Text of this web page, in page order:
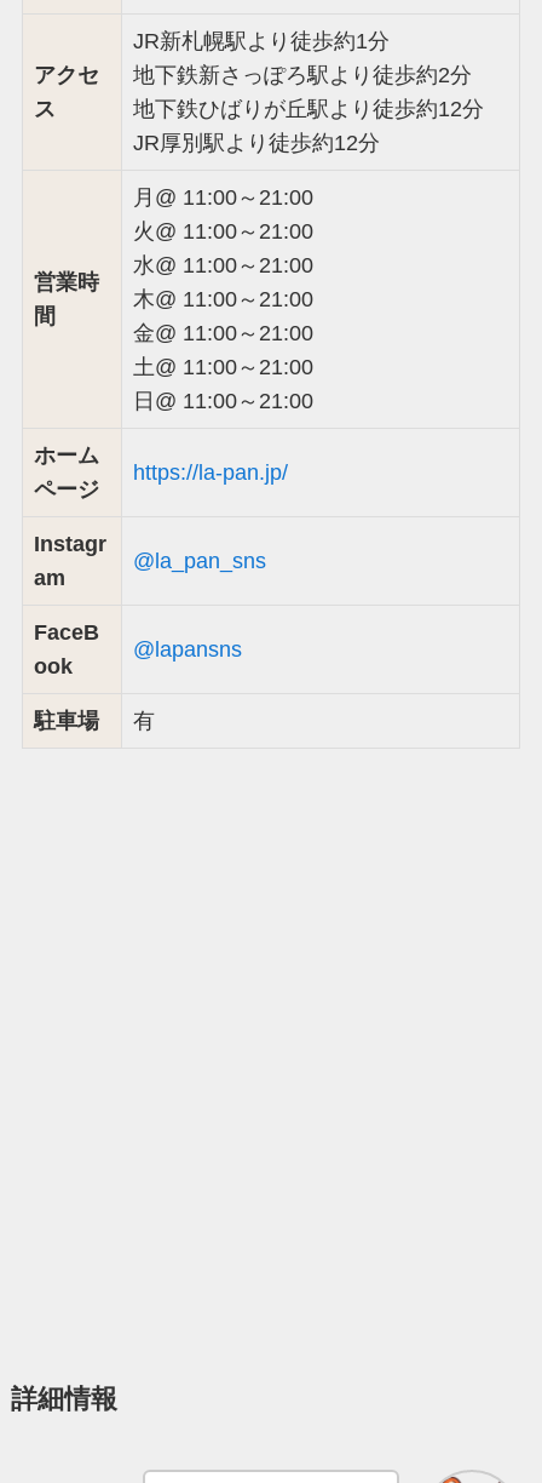
アクセ
ス
JR新札幌駅より徒歩約1分
地下鉄新さっぽろ駅より徒歩約2分
地下鉄ひばりが丘駅より徒歩約12分
JR厚別駅より徒歩約12分
営業時
間
月@ 11:00～21:00
火@ 11:00～21:00
水@ 11:00～21:00
木@ 11:00～21:00
金@ 11:00～21:00
土@ 11:00～21:00
日@ 11:00～21:00
ホーム
ページ
https://la-pan.jp/
Instagr
am
@la_pan_sns
FaceB
ook
@lapansns
駐車場 有
詳細情報